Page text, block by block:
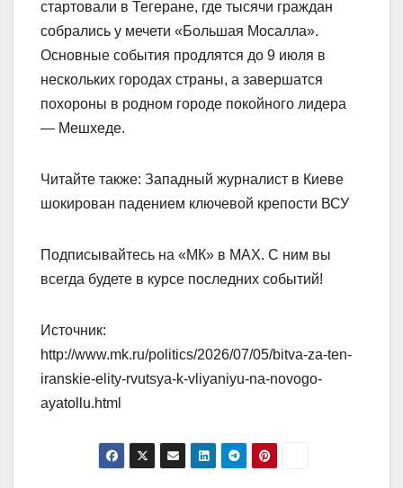
стартовали в Тегеране, где тысячи граждан
собрались у мечети «Большая Мосалла».
Основные события продлятся до 9 июля в
нескольких городах страны, а завершатся
похороны в родном городе покойного лидера
— Мешхеде.
Читайте также: Западный журналист в Киеве
шокирован падением ключевой крепости ВСУ
Подписывайтесь на «МК» в MAX. С ним вы
всегда будете в курсе последних событий!
Источник:
http://www.mk.ru/politics/2026/07/05/bitva-za-ten-
iranskie-elity-rvutsya-k-vliyaniyu-na-novogo-
ayatollu.html